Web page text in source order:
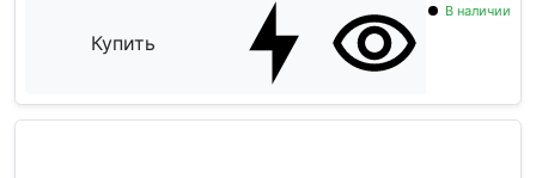
Купить
В наличии